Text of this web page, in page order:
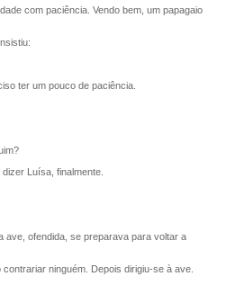
com paciência. Vendo bem, um papagaio
ter um pouco de paciência.
Luísa, finalmente.
ave, ofendida, se preparava para voltar a
ninguém. Depois dirigiu-se à ave.